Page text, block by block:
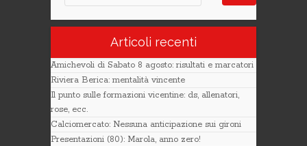
Articoli recenti
Amichevoli di Sabato 8 agosto: risultati e marcatori
Riviera Berica: mentalità vincente
Il punto sulle formazioni vicentine: ds, allenatori,
rose, ecc.
Calciomercato: Nessuna anticipazione sui gironi
Presentazioni (80): Marola, anno zero!